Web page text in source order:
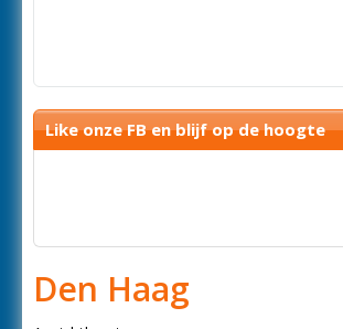
Like onze FB en blijf op de hoogte
Den Haag